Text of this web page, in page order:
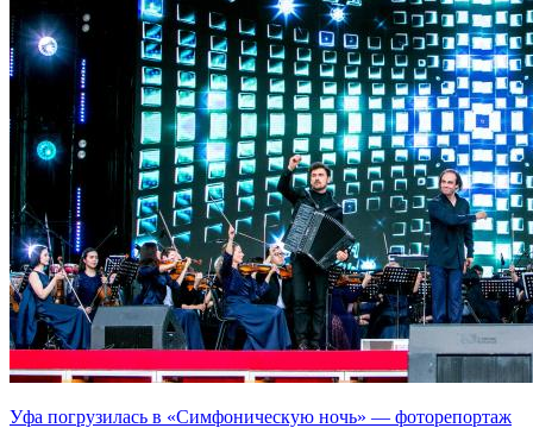
Уфа погрузилась в «Симфоническую ночь» — фоторепортаж